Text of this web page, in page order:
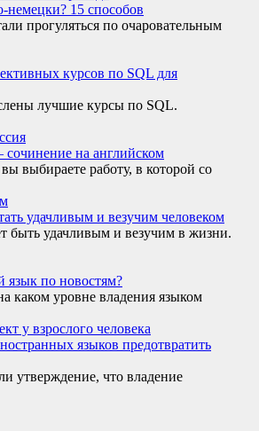
немецки? 15 способов
прогуляться по очаровательным
курсов по SQL для
лучшие курсы по SQL.
на английском
выбираете работу, в которой со
удачливым и везучим человеком
быть удачливым и везучим в жизни.
язык по новостям?
каком уровне владения языком
языков предотвратить
утверждение, что владение